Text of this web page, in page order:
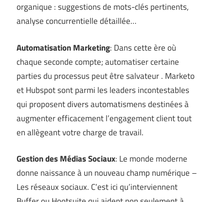
organique : suggestions de mots-clés pertinents,
analyse concurrentielle détaillée…
Automatisation Marketing: Dans cette ère où
chaque seconde compte; automatiser certaine
parties du processus peut être salvateur . Marketo
et Hubspot sont parmi les leaders incontestables
qui proposent divers automatismens destinées à
augmenter efficacement l’engagement client tout
en allègeant votre charge de travail.
Gestion des Médias Sociaux: Le monde moderne
donne naissance à un nouveau champ numérique –
Les réseaux sociaux. C’est ici qu’interviennent